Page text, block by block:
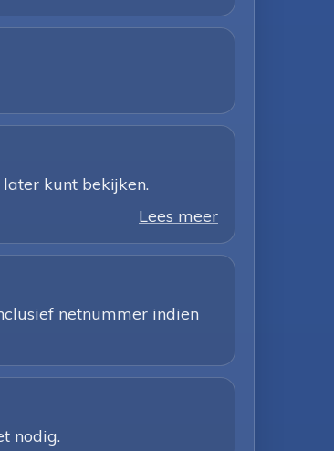
kunt bekijken.
Lees meer
netnummer indien
nodig.